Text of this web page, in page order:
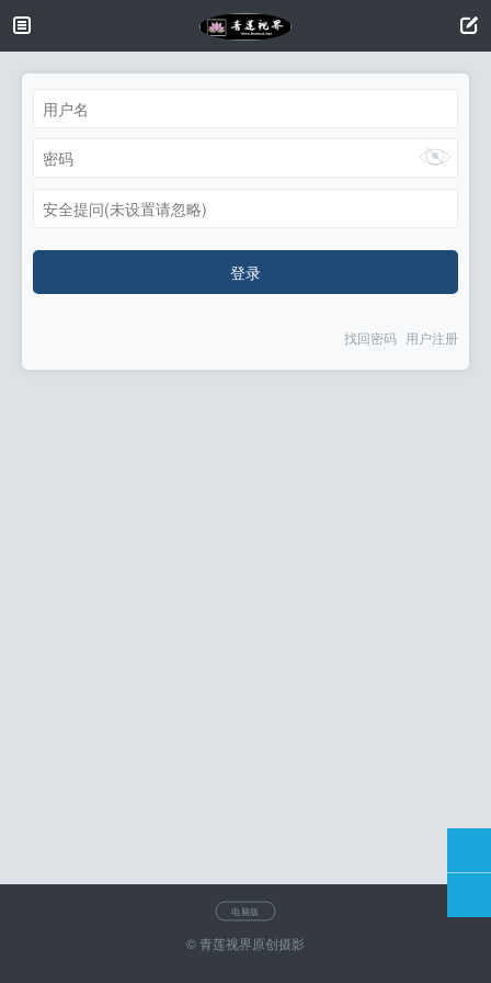
安全提问(未设置请忽略)
登录
找回密码 用户注册
电脑版
© 青莲视界原创摄影